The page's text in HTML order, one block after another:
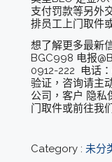
支付罚款等另外
排员工上门取件
想了解更多最新
BGC998 电报
0912-222 电话
验证，咨询请主
公司，客户 隐私
门取件或前往我
Category : 未分